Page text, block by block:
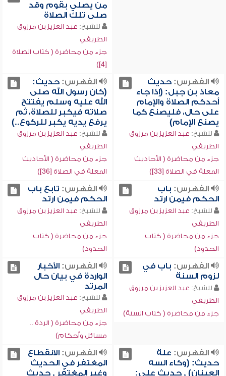
من يصلي بقوم وقد
صلى تلك الصلاة
للشيخ: عبد العزيز بن مرزوق
الطريفي
جزء من محاضرة ( كتاب الصلاة
[4])
الفهرس:حديث
معاذ بن جبل: (إذا جاء
أحدكم الصلاة والإمام
على حال، فليصنع كما
يصنع الإمام)
للشيخ: عبد العزيز بن مرزوق
الطريفي
جزء من محاضرة ( الأحاديث
المعلة في الصلاة [33])
الفهرس:حديث:
(كان رسول الله صلى
الله عليه وسلم يفتتح
صلاته فيكبر للصلاة، ثم
يرفع يديه يكبر للركوع..)
للشيخ: عبد العزيز بن مرزوق
الطريفي
جزء من محاضرة ( الأحاديث
المعلة في الصلاة [36])
الفهرس: باب
الحكم فيمن ارتد
للشيخ: عبد العزيز بن مرزوق
الطريفي
جزء من محاضرة ( كتاب
الحدود)
الفهرس: تابع باب
الحكم فيمن ارتد
للشيخ: عبد العزيز بن مرزوق
الطريفي
جزء من محاضرة ( كتاب
الحدود)
الفهرس: باب في
لزوم السنة
للشيخ: عبد العزيز بن مرزوق
الطريفي
جزء من محاضرة ( كتاب السنة)
الفهرس:الأخبار
الواردة في بيان حال
المرتد
للشيخ: عبد العزيز بن مرزوق
الطريفي
جزء من محاضرة ( الردة ..
مسائل وأحكام)
الفهرس: علة
حديث: (وكاء السه
العينان) , حديث علي:
الفهرس:الانقطاع
المغتفر في الحديث
وغير المغتفر , حديث